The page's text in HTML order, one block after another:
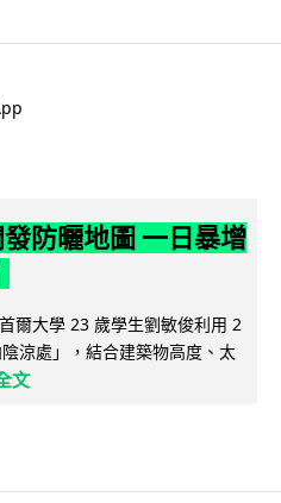
防曬地圖 一日暴增
爾大學 23 歲學生劉敏俊利用 2
涼處」，結合建築物高度、太
文